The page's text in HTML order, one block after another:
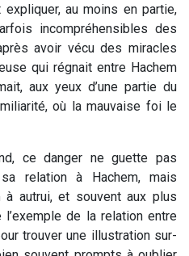
au moins en partie,
incompréhensibles des
avoir vécu des miracles
qui régnait entre Hachem
aux yeux d’une partie du
où la mauvaise foi le
ce danger ne guette pas
relation à Hachem, mais
autrui, et souvent aux plus
de la relation entre
trouver une illustration sur-